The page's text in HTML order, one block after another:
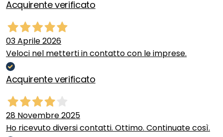
Acquirente verificato
03 Aprile 2026
Veloci nel metterti in contatto con le imprese.
Acquirente verificato
28 Novembre 2025
Ho ricevuto diversi contatti. Ottimo. Continuate così.